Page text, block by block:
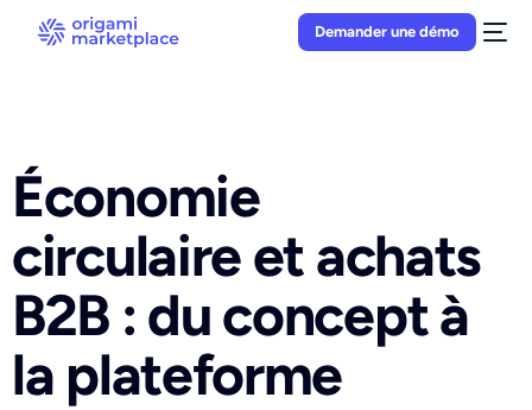
Demander une démo
Économie
circulaire et achats
B2B : du concept à
la plateforme